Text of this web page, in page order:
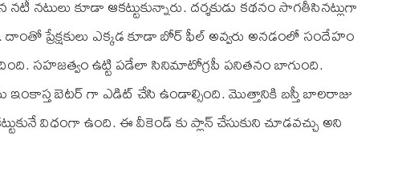
నటులు కూడా ఆకట్టుకున్నారు. దర్శకుడు కథనం సాగతీసినట్లుగా
ప్రేక్షకులు ఎక్కడ కూడా బోర్‌ ఫీల్‌ అవ్వరు అనడంలో సందేహం
సహజత్వం ఉట్టి పడేలా సినిమాటోగ్రపీ పనితనం బాగుంది.
బెటర్‌ గా ఎడిట్‌ చేసి ఉండాల్సింది. మొత్తానికి బస్తీ బాలరాజు
విధంగా ఉంది. ఈ వీకెండ్‌ కు ప్లాన్‌ చేసుకుని చూడవచ్చు అని